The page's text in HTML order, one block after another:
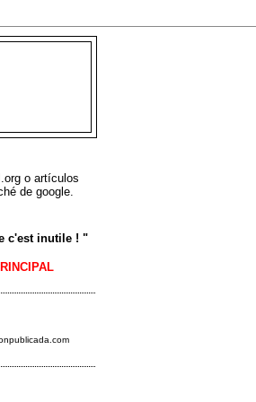
o artículos
de google.
c'est inutile ! "
com